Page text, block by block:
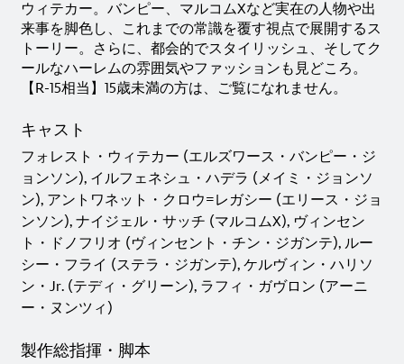
ウィテカー。バンピー、マルコムXなど実在の人物や出
来事を脚色し、これまでの常識を覆す視点で展開するス
トーリー。さらに、都会的でスタイリッシュ、そしてク
ールなハーレムの雰囲気やファッションも見どころ。
【R-15相当】15歳未満の方は、ご覧になれません。
キャスト
フォレスト・ウィテカー (エルズワース・バンピー・ジ
ョンソン), イルフェネシュ・ハデラ (メイミ・ジョンソ
ン), アントワネット・クロウ=レガシー (エリース・ジョ
ンソン), ナイジェル・サッチ (マルコムX), ヴィンセン
ト・ドノフリオ (ヴィンセント・チン・ジガンテ), ルー
シー・フライ (ステラ・ジガンテ), ケルヴィン・ハリソ
ン・Jr. (テディ・グリーン), ラフィ・ガヴロン (アーニ
ー・ヌンツィ)
製作総指揮・脚本